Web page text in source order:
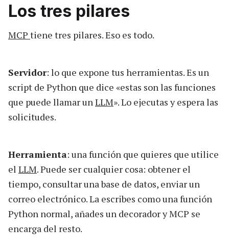
Los tres pilares
MCP tiene tres pilares. Eso es todo.
Servidor: lo que expone tus herramientas. Es un
script de Python que dice «estas son las funciones
que puede llamar un LLM». Lo ejecutas y espera las
solicitudes.
Herramienta: una función que quieres que utilice
el LLM. Puede ser cualquier cosa: obtener el
tiempo, consultar una base de datos, enviar un
correo electrónico. La escribes como una función
Python normal, añades un decorador y MCP se
encarga del resto.